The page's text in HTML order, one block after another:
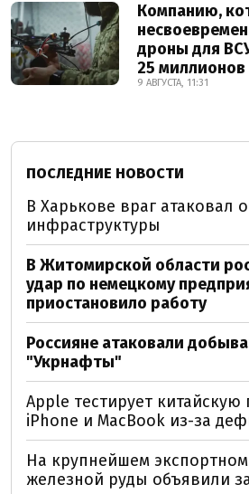
Компанию,
дроны для
25 миллионов
9 АВГУСТА, 11:31
ПОСЛЕДНИЕ НОВОСТИ
В Харькове враг атаковал
инфраструктуры
В Житомирской области
удар по немецкому
приостановило работу
Россияне атаковали
"Укрнафты"
Apple тестирует китайскую
iPhone и MacBook из-за
На крупнейшем
железной руды объявили